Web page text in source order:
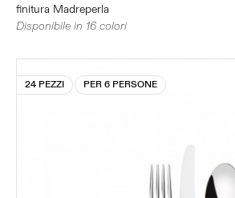
finitura Madreperla
Disponibile in 16 colori
24 PEZZI PER 6 PERSONE